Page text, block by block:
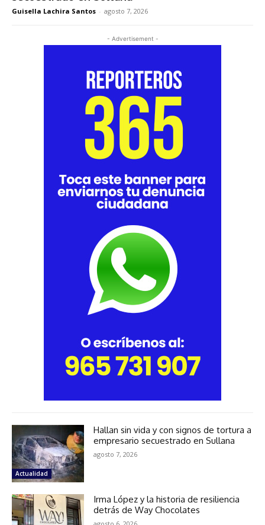
Guisella Lachira Santos - agosto 7, 2026
- Advertisement -
Actualidad
Hallan sin vida y con signos de tortura a
empresario secuestrado en Sullana
agosto 7, 2026
Irma López y la historia de resiliencia
detrás de Way Chocolates